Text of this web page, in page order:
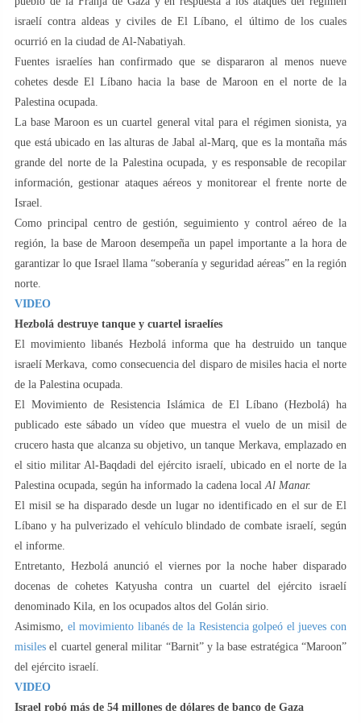
israelí contra aldeas y civiles de El Líbano, el último de los cuales
ocurrió en la ciudad de Al-Nabatiyah.
Fuentes israelíes han confirmado que se dispararon al menos nueve
cohetes desde El Líbano hacia la base de Maroon en el norte de la
Palestina ocupada.
La base Maroon es un cuartel general vital para el régimen sionista, ya
que está ubicado en las alturas de Jabal al-Marq, que es la montaña más
grande del norte de la Palestina ocupada, y es responsable de recopilar
información, gestionar ataques aéreos y monitorear el frente norte de
Israel.
Como principal centro de gestión, seguimiento y control aéreo de la
región, la base de Maroon desempeña un papel importante a la hora de
garantizar lo que Israel llama “soberanía y seguridad aéreas” en la región
norte.
VIDEO
Hezbolá destruye tanque y cuartel israelíes
El movimiento libanés Hezbolá informa que ha destruido un tanque
israelí Merkava, como consecuencia del disparo de misiles hacia el norte
de la Palestina ocupada.
El Movimiento de Resistencia Islámica de El Líbano (Hezbolá) ha
publicado este sábado un vídeo que muestra el vuelo de un misil de
crucero hasta que alcanza su objetivo, un tanque Merkava, emplazado en
el sitio militar Al-Baqdadi del ejército israelí, ubicado en el norte de la
Palestina ocupada, según ha informado la cadena local Al Manar.
El misil se ha disparado desde un lugar no identificado en el sur de El
Líbano y ha pulverizado el vehículo blindado de combate israelí, según
el informe.
Entretanto, Hezbolá anunció el viernes por la noche haber disparado
docenas de cohetes Katyusha contra un cuartel del ejército israelí
denominado Kila, en los ocupados altos del Golán sirio.
Asimismo, el movimiento libanés de la Resistencia golpeó el jueves con
misiles el cuartel general militar “Barnit” y la base estratégica “Maroon”
del ejército israelí.
VIDEO
Israel robó más de 54 millones de dólares de banco de Gaza